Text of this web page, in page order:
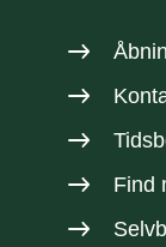
Find